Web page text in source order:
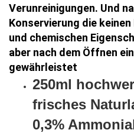
Verunreinigungen. Und
Konservierung die
und chemischen
aber nach dem Öffnen
gewährleistet
250ml
frisches
0,3%